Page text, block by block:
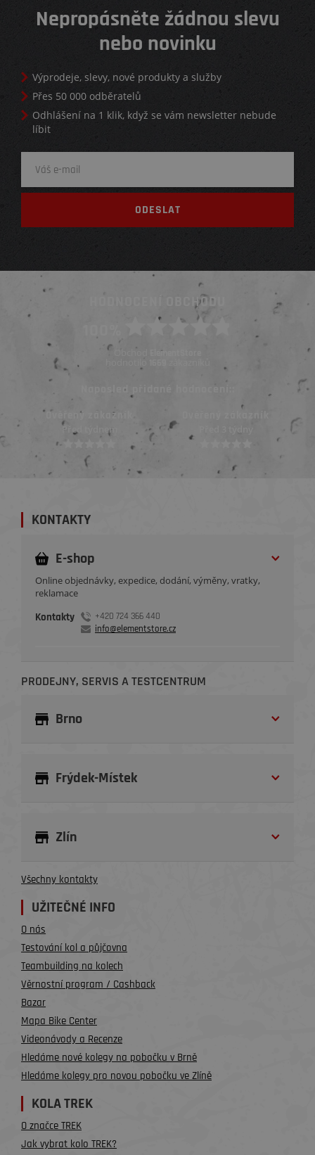
Nepropásněte žádnou slevu
nebo novinku
Výprodeje, slevy, nové produkty a služby
Přes 50 000 odběratelů
Odhlášení na 1 klik, když se vám newsletter nebude
líbit
HODNOCENÍ OBCHODU
Obchod ElementStore
hodnotilo
Naposled přidané hodnocení::
Ověřený zákazník
Před 3 týdny
KONTAKTY
E-shop
Online objednávky, expedice, dodání, výměny, vratky,
reklamace
Kontakty
+420 724 366 440
info@elementstore.cz
PRODEJNY, SERVIS A TESTCENTRUM
Brno
Frýdek-Místek
Zlín
Všechny kontakty
UŽITEČNÉ INFO
O nás
Testování kol a půjčovna
Teambuilding na kolech
Věrnostní program / Cashback
Bazar
Mapa Bike Center
Videonávody a Recenze
Hledáme nové kolegy na pobočku v Brně
Hledáme kolegy pro novou pobočku ve Zlíně
KOLA TREK
O značce TREK
Jak vybrat kolo TREK?